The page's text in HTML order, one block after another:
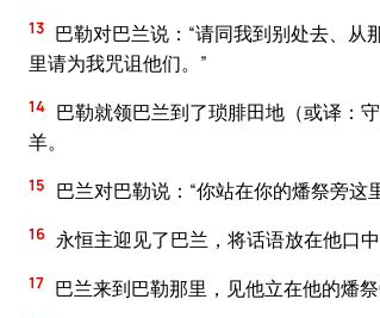
13 巴勒对巴兰说：“请同我到别处去、
里请为我咒诅他们。”
14 巴勒就领巴兰到了琐腓田地（或译：
羊。
15 巴兰对巴勒说：“你站在你的燔祭旁这
16 永恒主迎见了巴兰，将话语放在他口
17 巴兰来到巴勒那里，见他立在他的燔